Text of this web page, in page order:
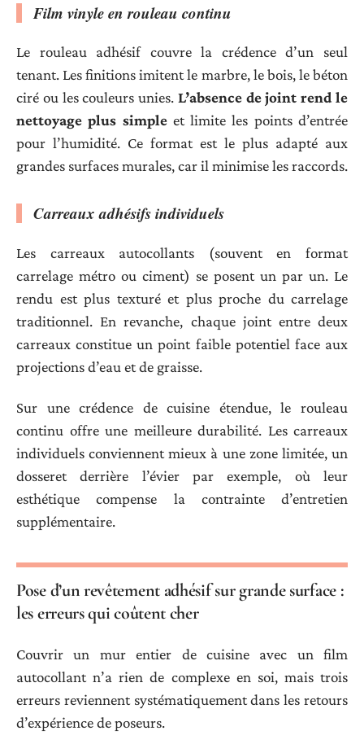
Film vinyle en rouleau continu
Le rouleau adhésif couvre la crédence d’un seul
tenant. Les finitions imitent le marbre, le bois, le béton
ciré ou les couleurs unies. L’absence de joint rend le
nettoyage plus simpleet limite les points d’entrée
pour l’humidité. Ce format est le plus adapté aux
grandes surfaces murales, car il minimise les raccords.
Carreaux adhésifs individuels
Les carreaux autocollants (souvent en format
carrelage métro ou ciment) se posent un par un. Le
rendu est plus texturé et plus proche du carrelage
traditionnel. En revanche, chaque joint entre deux
carreaux constitue un point faible potentiel face aux
projections d’eau et de graisse.
Sur une crédence de cuisine étendue, le rouleau
continu offre une meilleure durabilité. Les carreaux
individuels conviennent mieux à une zone limitée, un
dosseret derrière l’évier par exemple, où leur
esthétique compense la contrainte d’entretien
supplémentaire.
Pose d’un revêtement adhésif sur grande surface :
les erreurs qui coûtent cher
Couvrir un mur entier de cuisine avec un film
autocollant n’a rien de complexe en soi, mais trois
erreurs reviennent systématiquement dans les retours
d’expérience de poseurs.